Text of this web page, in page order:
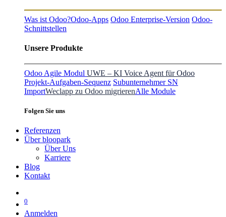
Was ist Odoo?Odoo-Apps Odoo Enterprise-Version Odoo-
Schnittstellen
Unsere Produkte
Odoo Agile Modul UWE – KI Voice Agent für Odoo
Projekt-Aufgaben-Sequenz Subunternehmer SN
ImportWeclapp zu Odoo migrierenAlle Module
Folgen Sie uns
Referenzen
Über bloopark
Über Uns
Karriere
Blog
Kontakt
0
Anmelden